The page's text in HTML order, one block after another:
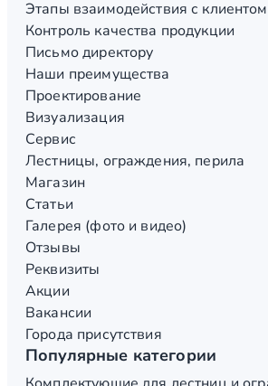
Этапы взаимодействия с клиентом
Контроль качества продукции
Письмо директору
Наши преимущества
Проектирование
Визуализация
Сервис
Лестницы, ограждения, перила
Магазин
Статьи
Галерея (фото и видео)
Отзывы
Реквизиты
Акции
Вакансии
Города присутствия
Популярные категории